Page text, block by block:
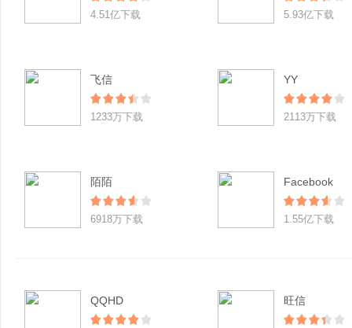
4.51亿下载 5.93亿下载
飞信
1233万下载
YY
2113万下载
陌陌
6918万下载
Facebook
1.55亿下载
QQHD 旺信